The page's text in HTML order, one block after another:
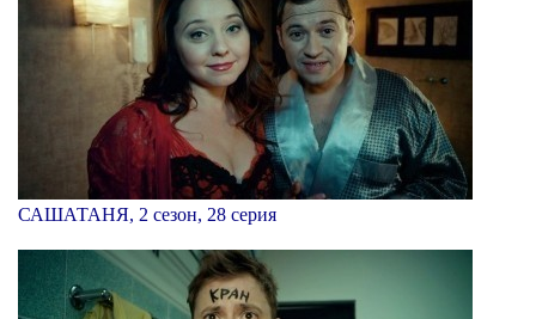
САШАТАНЯ, 2 сезон, 28 серия